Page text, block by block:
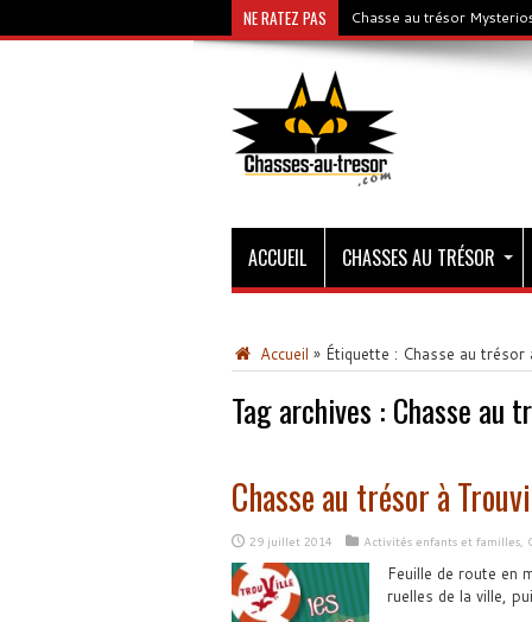
NE RATEZ PAS Chasse au trésor
ACCUEIL CHASSES AU TRÉSOR
Accueil » Étiquette : Chasse au
Tag archives : Chasse au
Chasse au trésor à
29 juillet 2014 Activités enfants et familles,
Feuille de route en
ruelles de la ville,